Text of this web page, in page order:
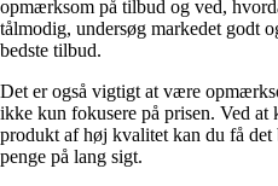
opmærksom på tilbud og ved,
tålmodig, undersøg markedet godt
bedste tilbud.
Det er også vigtigt at være
ikke kun fokusere på prisen. Ved at
produkt af høj kvalitet kan du få det
penge på lang sigt.